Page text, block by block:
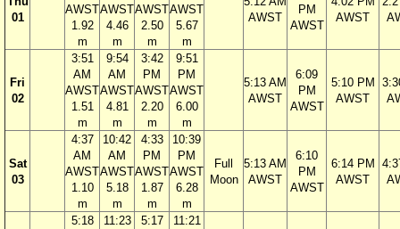
01
AWST
1.92
m
AWST
4.46
m
AWST
2.50
m
AWST
5.67
m
AWST
PM
AWST
AWST
Fri
02
3:51
AM
AWST
1.51
m
9:54
AM
AWST
4.81
m
3:42
PM
AWST
2.20
m
9:51
PM
AWST
6.00
m
5:13 AM
AWST
6:09
PM
AWST
5:10 PM
AWST
Sat
03
4:37
AM
AWST
1.10
m
10:42
AM
AWST
5.18
m
4:33
PM
AWST
1.87
m
10:39
PM
AWST
6.28
m
Full
Moon
5:13 AM
AWST
6:10
PM
AWST
6:14 PM
AWST
5:18
11:23
5:17
11:21